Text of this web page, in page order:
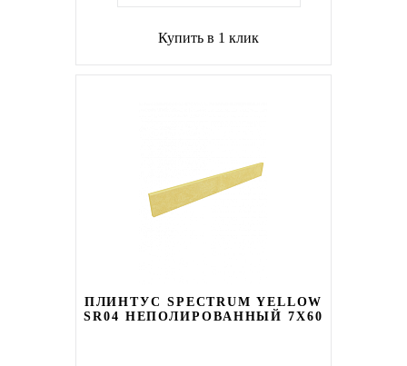
Купить в 1 клик
ПЛИНТУС SPECTRUM YELLOW
SR04 НЕПОЛИРОВАННЫЙ 7X60